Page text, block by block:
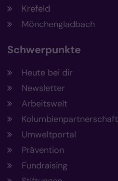
Krefeld
Mönchengladbach
Schwerpunkte
Heute bei dir
Newsletter
Arbeitswelt
Kolumbienpartnerschaft
Umweltportal
Prävention
Fundraising